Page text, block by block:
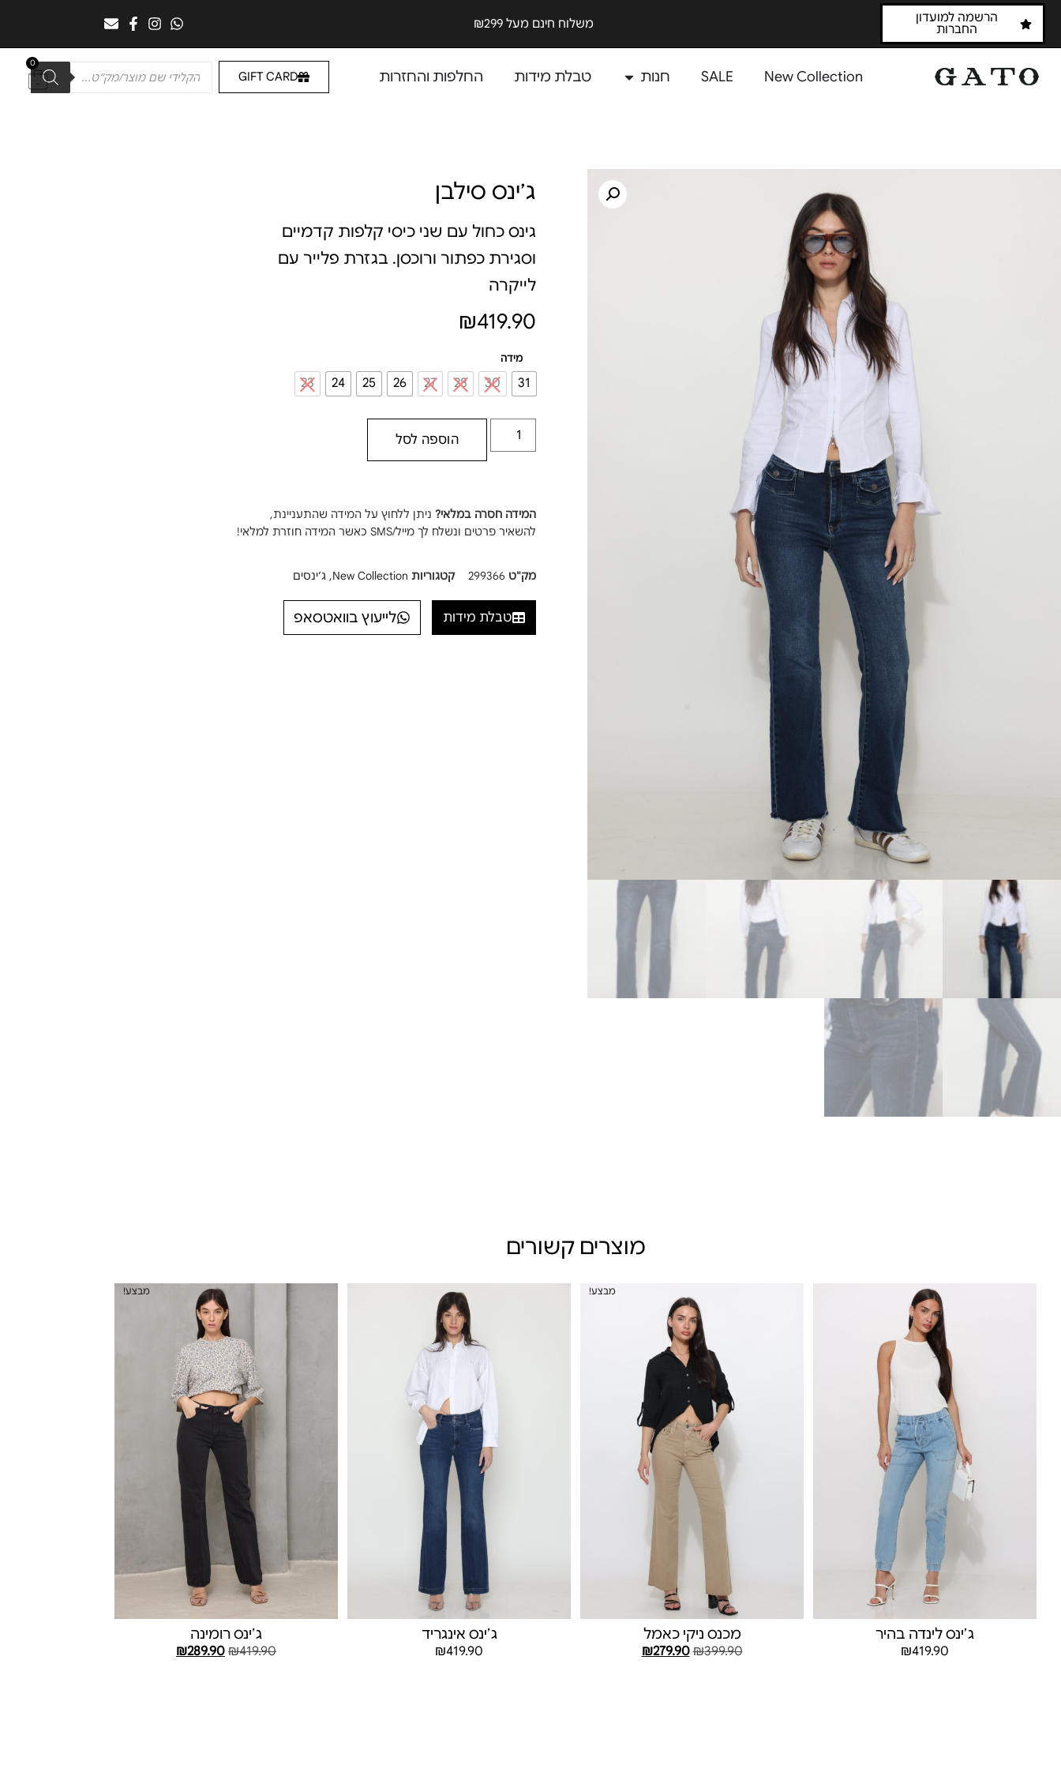
הרשמה למועדון
החברות
משלוח חינם מעל ₪299
New Collection
SALE חנות טבלת מידות החלפות והחזרות GIFT CARD
0
ג׳ינס סילבן
גינס כחול עם שני כיסי קלפות קדמיים
וסגירת כפתור ורוכסן. בגזרת פלייר עם
לייקרה
₪419.90
מידה
31
30
28
27
26
25
24
23
הוספה לסל
המידה חסרה במלאי? ניתן ללחוץ על המידה שהתעניינת,
להשאיר פרטים ונשלח לך מייל/SMS כאשר המידה חוזרת למלאי!
מק"ט 299366 קטגוריות New Collection
, ג׳ינסים
טבלת מידות לייעוץ בוואטסאפ
מוצרים קשורים
ג׳ינס לינדה בהיר
₪419.90
מבצע!
מכנס ניקי כאמל
₪399.90
₪279.90
ג׳ינס אינגריד
₪419.90
מבצע!
ג׳ינס רומינה
₪419.90
₪289.90